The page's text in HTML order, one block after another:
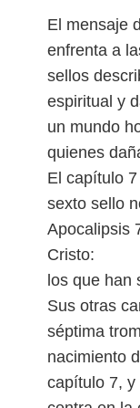
E l
enfrenta a
sellos
espiritual y
un mundo
quienes
El capítulo
sexto sello
Apocalipsis
Cristo:
los que han
Sus otras
séptima
nacimiento
capítulo 7, y